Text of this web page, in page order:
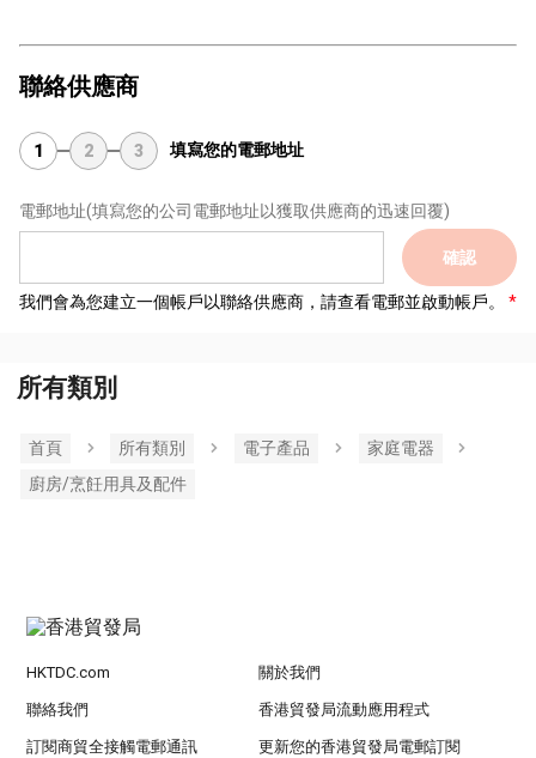
聯絡供應商
1 2 3 填寫您的電郵地址
電郵地址(填寫您的公司電郵地址以獲取供應商的迅速回覆)
確認
我們會為您建立一個帳戶以聯絡供應商，請查看電郵並啟動帳戶。
所有類別
首頁 所有類別 電子產品
家庭電器
廚房/烹飪用具及配件
HKTDC.com 關於我們
聯絡我們 香港貿發局流動應用程式
訂閱商貿全接觸電郵通訊 更新您的香港貿發局電郵訂閱